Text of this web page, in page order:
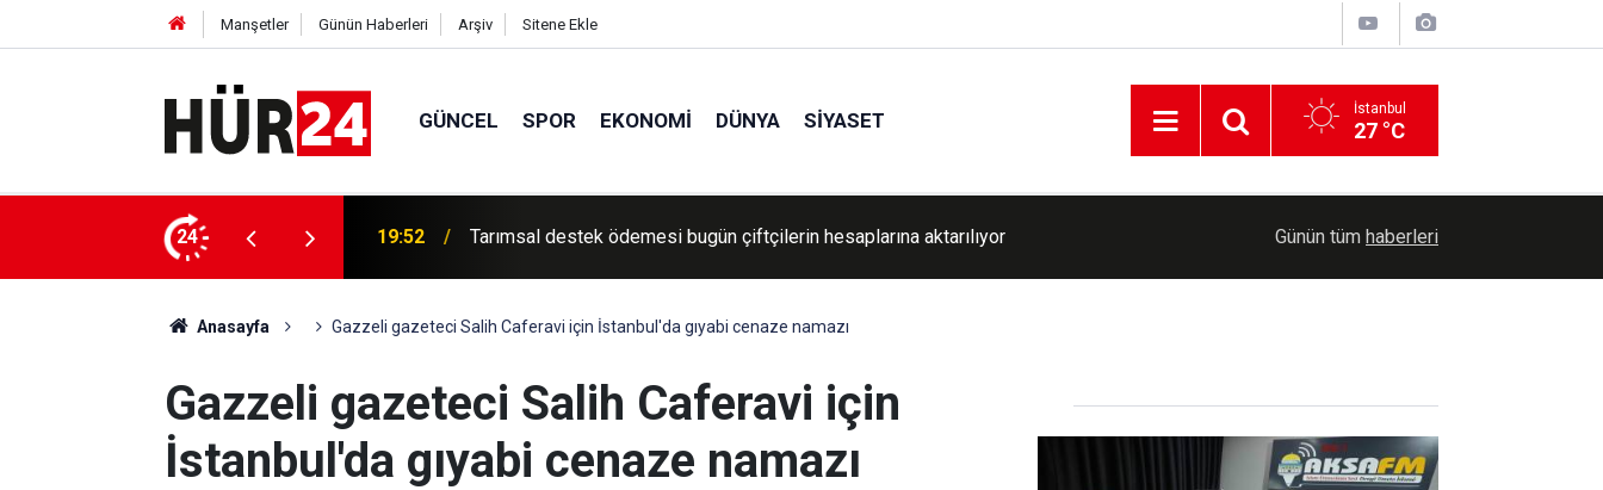
Manşetler Günün Haberleri Arşiv Sitene Ekle
GÜNCEL SPOR EKONOMI DÜNYA SIYASET İstanbul
27 °C
24
hesaplarına aktarılıyor 19:37 HÜDA PAR Genel Sekreteri Yılmaz, İzmir'de esnafı ziyaret etti Rusya, Ukrayna enerji tesislerine büyük bir
Günün tüm haberleri
Anasayfa Gazzeli gazeteci Salih Caferavi için İstanbul'da gıyabi cenaze namazı
Gazzeli gazeteci Salih Caferavi için
İstanbul'da gıyabi cenaze namazı